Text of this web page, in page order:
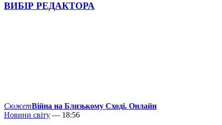
ВИБІР РЕДАКТОРА
СюжетВійна на Близькому Сході. Онлайн
Новини світу — 18:56